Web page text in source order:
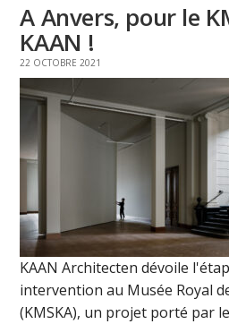
A Anvers, pour le
KAAN !
22 OCTOBRE 2021
KAAN Architecten dévoile
intervention au Musée Royal
(KMSKA), un projet porté par